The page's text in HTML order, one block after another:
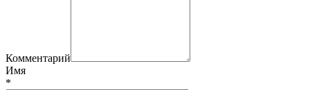
Комментарий
Имя
*